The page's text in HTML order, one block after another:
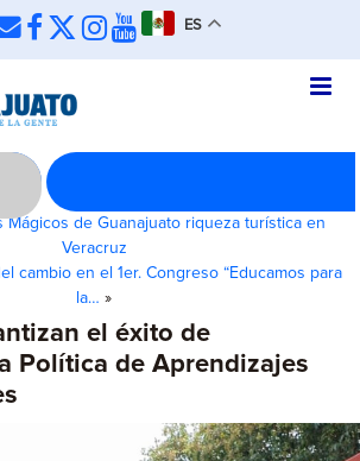
ES
Mágicos de Guanajuato riqueza turística en
Veracruz
cambio en el 1er. Congreso “Educamos para
la… »
el éxito de
Política de Aprendizajes